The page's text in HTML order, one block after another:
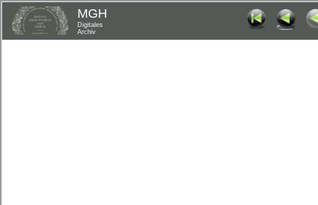
MGH
Digitales
Archiv